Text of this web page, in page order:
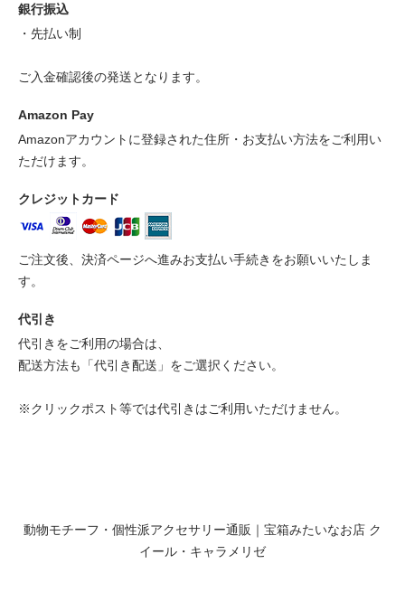
銀行振込
・先払い制
ご入金確認後の発送となります。
Amazon Pay
Amazonアカウントに登録された住所・お支払い方法をご利用い
ただけます。
クレジットカード
ご注文後、決済ページへ進みお支払い手続きをお願いいたしま
す。
代引き
代引きをご利用の場合は、
配送方法も「代引き配送」をご選択ください。
※クリックポスト等では代引きはご利用いただけません。
動物モチーフ・個性派アクセサリー通販｜宝箱みたいなお店 ク
イール・キャラメリゼ